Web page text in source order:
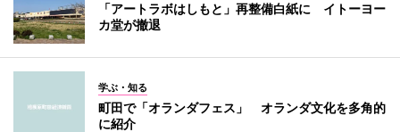
「アートラボはしもと」再整備白紙に イトーヨー
カ堂が撤退
学ぶ・知る
町田で「オランダフェス」 オランダ文化を多角的
に紹介